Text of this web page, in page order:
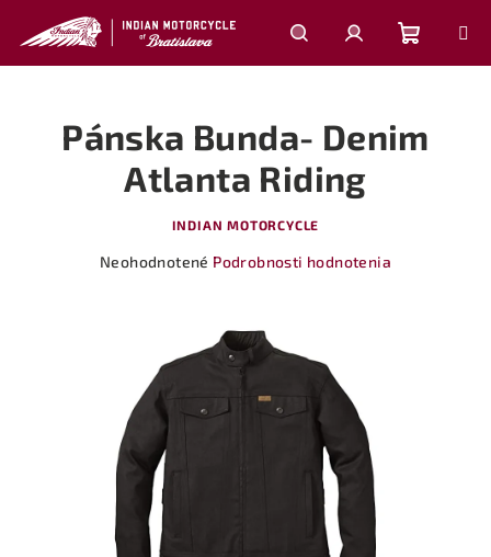
obsah
HľadaťPrihlásenie
košík
Pánska Bunda- Denim
Atlanta Riding
INDIAN MOTORCYCLE
Priemerné
hviezdičiek.
Neohodnotené Podrobnosti hodnotenia